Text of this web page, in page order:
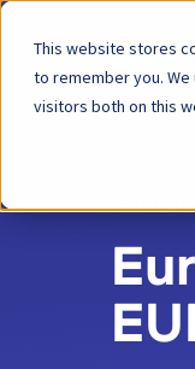
This website stores
to remember you.
visitors both on this